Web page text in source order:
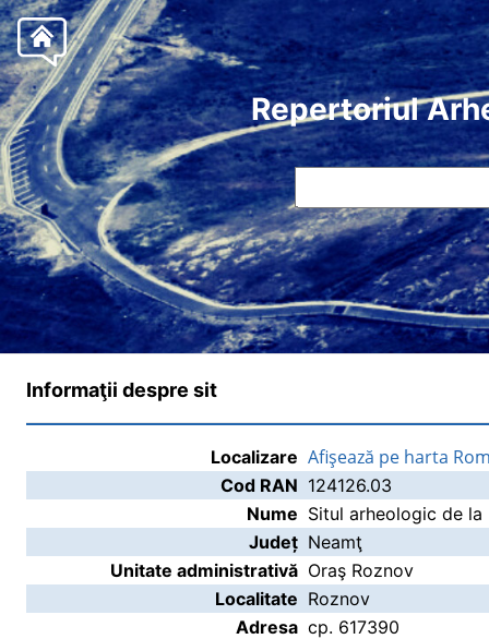
Repertoriul
Informaţii despre sit
Localizare Afişează pe harta
Cod RAN 124126.03
Nume Situl arheologic de
Județ Neamţ
Unitate administrativă Oraş Roznov
Localitate Roznov
Adresa cp. 617390